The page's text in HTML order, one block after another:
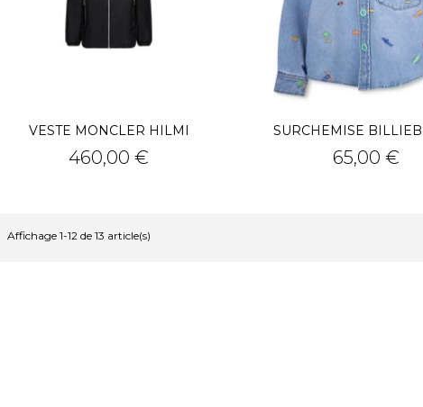
VESTE MONCLER HILMI
Prix
460,00 €
SURCHEMISE
Prix
65,00 €
Affichage 1-12 de 13 article(s)